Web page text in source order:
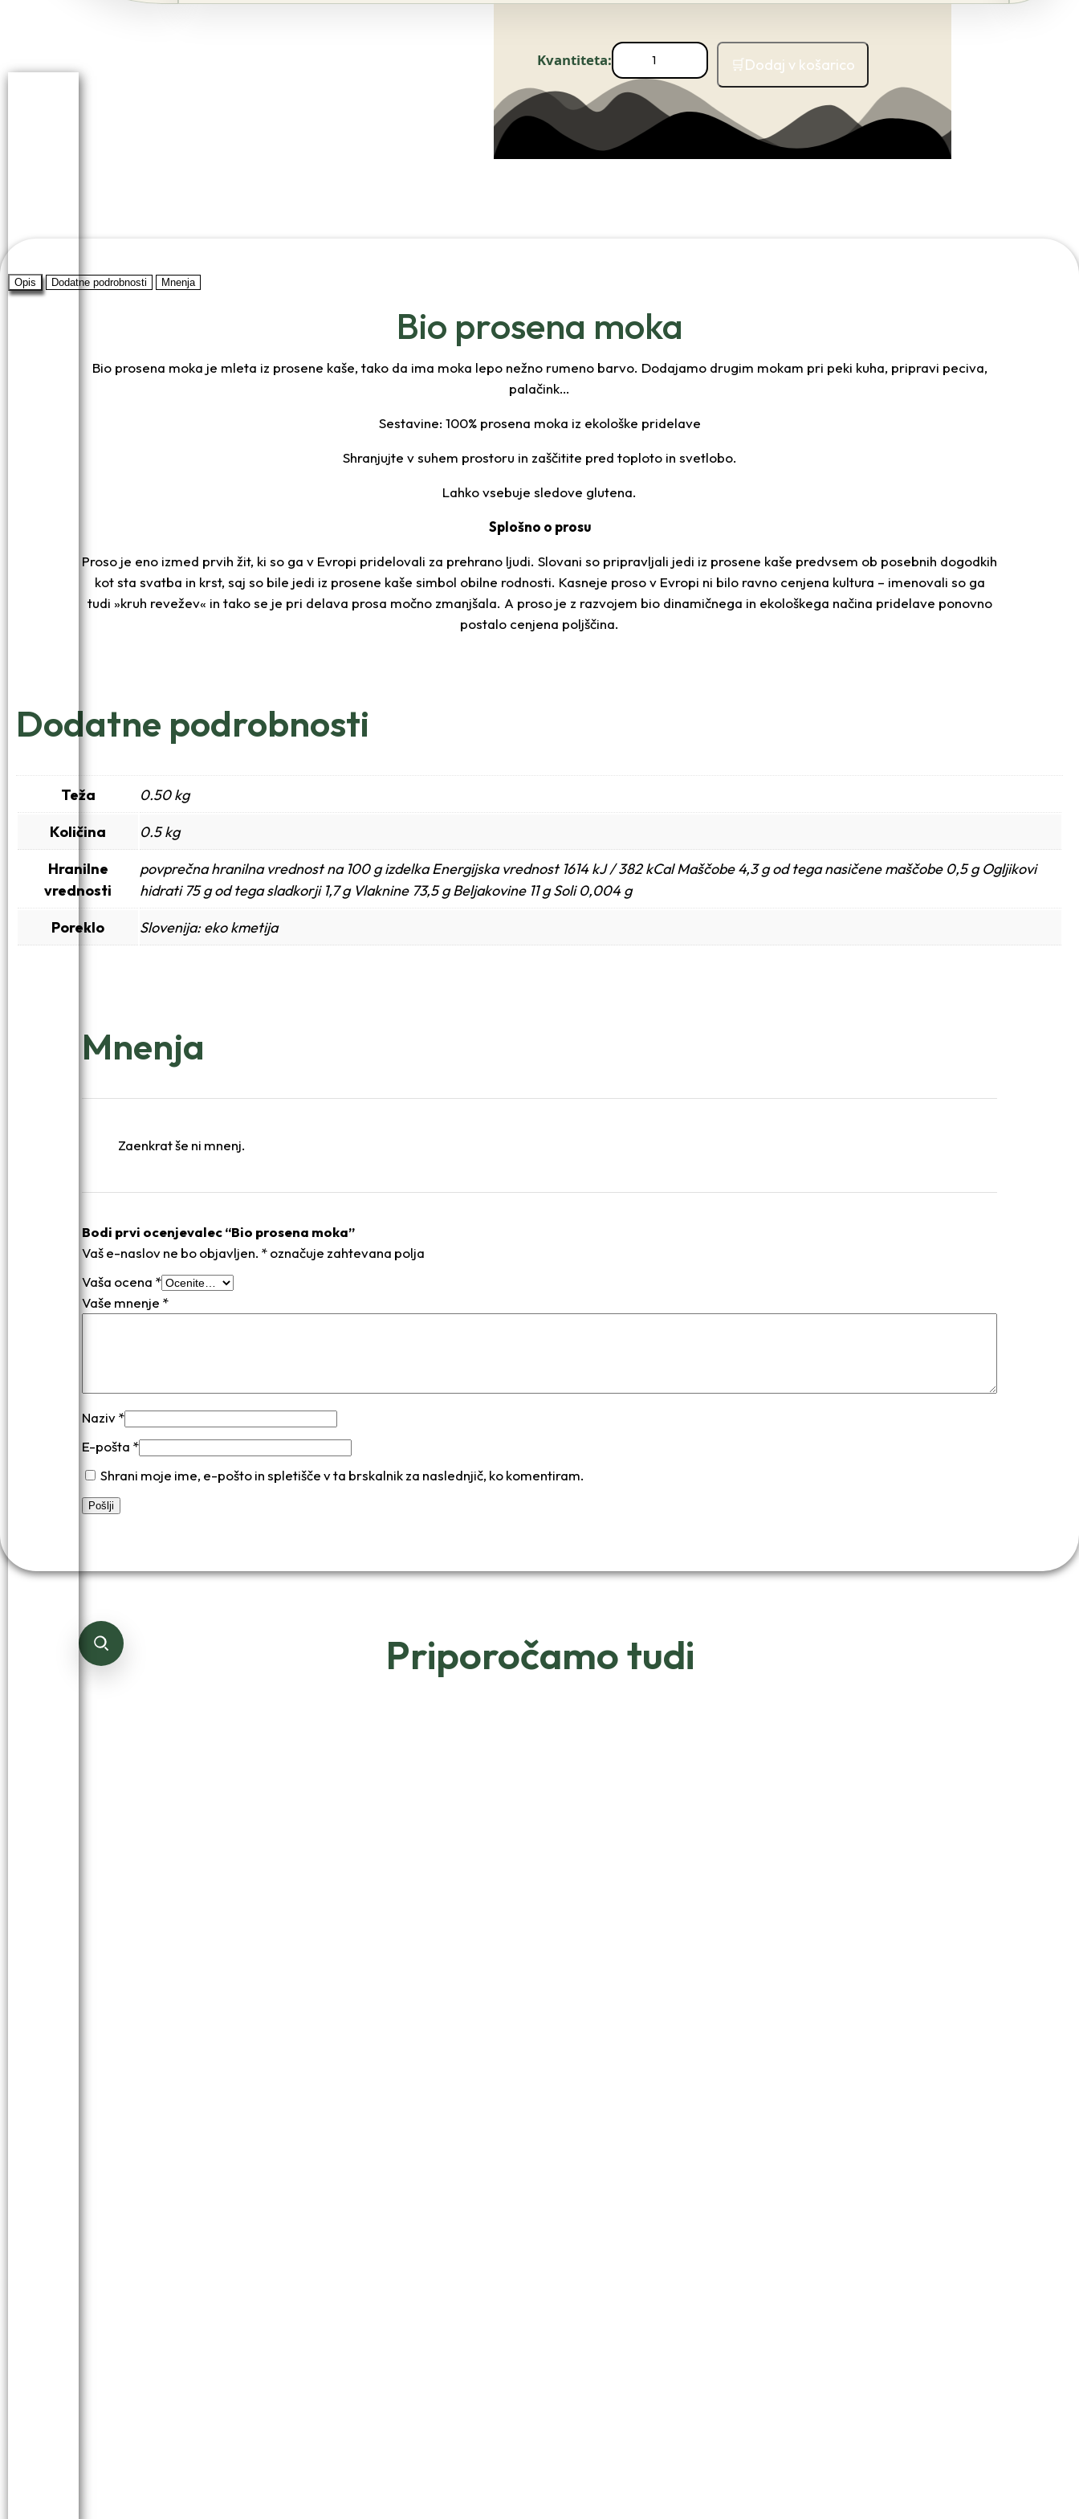
Dodaj v košarico
Opis Dodatne podrobnosti Mnenja
Bio prosena moka
Bio prosena moka je mleta iz prosene kaše, tako da ima moka lepo nežno rumeno barvo. Dodajamo drugim mokam pri peki kuha, pripravi peciva,
palačink…
Sestavine: 100% prosena moka iz ekološke pridelave
Shranjujte v suhem prostoru in zaščitite pred toploto in svetlobo.
Lahko vsebuje sledove glutena.
Splošno o prosu
Proso je eno izmed prvih žit, ki so ga v Evropi pridelovali za prehrano ljudi. Slovani so pripravljali jedi iz prosene kaše predvsem ob posebnih dogodkih
kot sta svatba in krst, saj so bile jedi iz prosene kaše simbol obilne rodnosti. Kasneje proso v Evropi ni bilo ravno cenjena kultura – imenovali so ga
tudi »kruh revežev« in tako se je pri delava prosa močno zmanjšala. A proso je z razvojem bio dinamičnega in ekološkega načina pridelave ponovno
postalo cenjena poljščina.
Dodatne podrobnosti
Teža
0.50 kg
Količina
0.5 kg
Hranilne
vrednosti
povprečna hranilna vrednost na 100 g izdelka Energijska vrednost 1614 kJ / 382 kCal Maščobe 4,3 g od tega nasičene maščobe 0,5 g Ogljikovi
hidrati 75 g od tega sladkorji 1,7 g Vlaknine 73,5 g Beljakovine 11 g Soli 0,004 g
Poreklo
Slovenija: eko kmetija
Mnenja
Zaenkrat še ni mnenj.
Bodi prvi ocenjevalec “Bio prosena moka”
Vaš e-naslov ne bo objavljen. *označuje zahtevana polja
Vaša ocena *
Vaše mnenje *
Naziv*
E-pošta *
Shrani moje ime, e-pošto in spletišče v ta brskalnik za naslednjič, ko komentiram.
Priporočamo tudi